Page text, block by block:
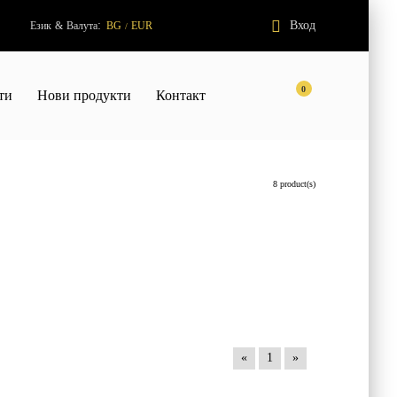
Език & Валута: BG / EUR Вход
0
Нови продукти Контакт
8 product(s)
« 1 »